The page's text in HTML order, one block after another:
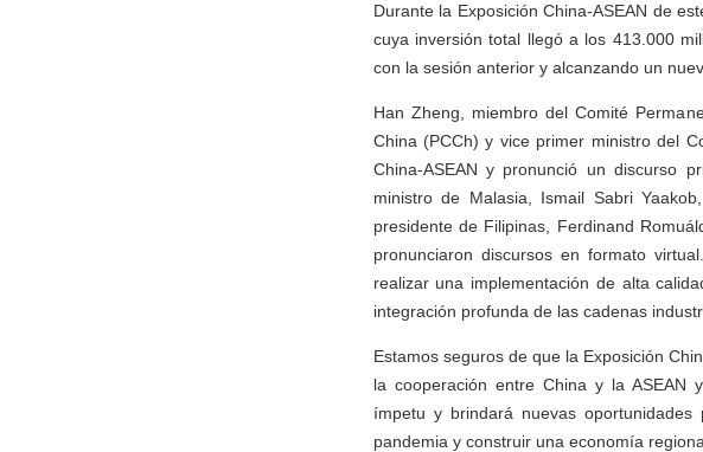
Durante la Exposición China-ASEAN de
cuya inversión total llegó a los 413.000
con la sesión anterior y alcanzando un
Han Zheng, miembro del Comité
China (PCCh) y vice primer ministro del
China-ASEAN y pronunció un discurso
ministro de Malasia, Ismail Sabri
presidente de Filipinas, Ferdinand
pronunciaron discursos en formato
realizar una implementación de alta
integración profunda de las cadenas
Estamos seguros de que la Exposición
la cooperación entre China y la ASEAN
ímpetu y brindará nuevas
pandemia y construir una economía